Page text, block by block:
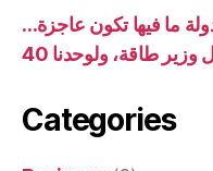
ما فيها تكون عاجزة…
Categories